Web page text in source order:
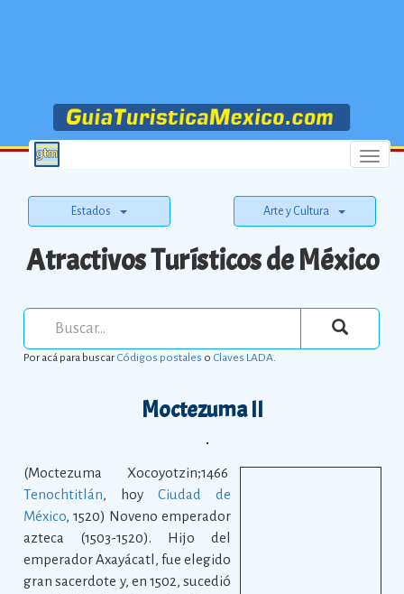
Menu
Estados Arte y Cultura
Atractivos Turísticos de México
Por acá para buscarCódigos postales o Claves LADA.
Moctezuma II
(Moctezuma Xocoyotzin;1466
Tenochtitlán, hoyCiudad de
México, 1520) Noveno emperador
azteca (1503-1520). Hijo del
emperador Axayácatl, fue elegido
gran sacerdote y, en 1502, sucedió